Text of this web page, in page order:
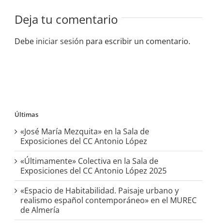
Deja tu comentario
Debe iniciar sesión para escribir un comentario.
Últimas
«José María Mezquita» en la Sala de
Exposiciones del CC Antonio López
«Últimamente» Colectiva en la Sala de
Exposiciones del CC Antonio López 2025
«Espacio de Habitabilidad. Paisaje urbano y
realismo español contemporáneo» en el MUREC
de Almería